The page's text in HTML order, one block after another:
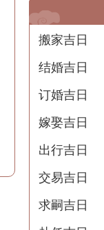
搬家吉日
结婚吉日
订婚吉日
嫁娶吉日
出行吉日
交易吉日
求嗣吉日